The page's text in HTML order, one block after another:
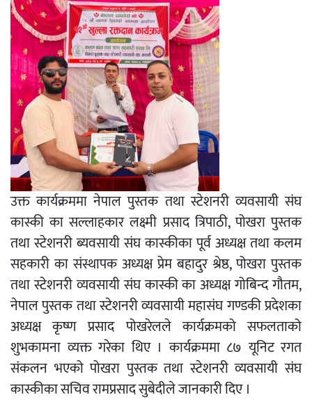
उक्त कार्यक्रममा नेपाल पुस्तक तथा स्टेशनरी व्यवसायी संघ
कास्की का सल्लाहकार लक्ष्मी प्रसाद त्रिपाठी, पोखरा पुस्तक
तथा स्टेशनरी ब्यवसायी संघ कास्कीका पूर्व अध्यक्ष तथा कलम
सहकारी का संस्थापक अध्यक्ष प्रेम बहादुर श्रेष्ठ, पोखरा पुस्तक
तथा स्टेशनरी व्यवसायी संघ कास्की का अध्यक्ष गोबिन्द गौतम,
नेपाल पुस्तक तथा स्टेशनरी व्यवसायी महासंघ गण्डकी प्रदेशका
अध्यक्ष कृष्ण प्रसाद पोखरेलले कार्यक्रमको सफलताको
शुभकामना व्यक्त गरेका थिए । कार्यक्रममा ८७ यूनिट रगत
संकलन भएको पोखरा पुस्तक तथा स्टेशनरी व्यवसायी संघ
कास्कीका सचिव रामप्रसाद सुबेदीले जानकारी दिए ।